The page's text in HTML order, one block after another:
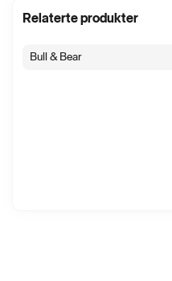
Relaterte produkter
Bull & Bear